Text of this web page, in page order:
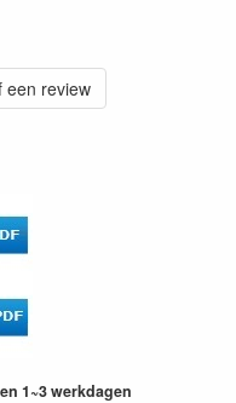
een review
1~3 werkdagen